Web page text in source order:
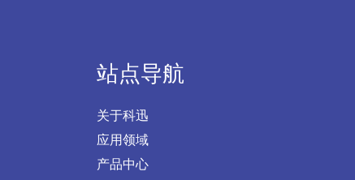
站点导航
关于科迅
应用领域
产品中心